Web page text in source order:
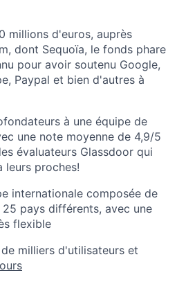
millions d'euros, auprès
dont Sequoïa, le fonds phare
pour avoir soutenu Google,
Paypal et bien d'autres à
à une équipe de
une note moyenne de 4,9/5
évaluateurs Glassdoor qui
leurs proches!
internationale composée de
pays différents, avec une
flexible
milliers d'utilisateurs et